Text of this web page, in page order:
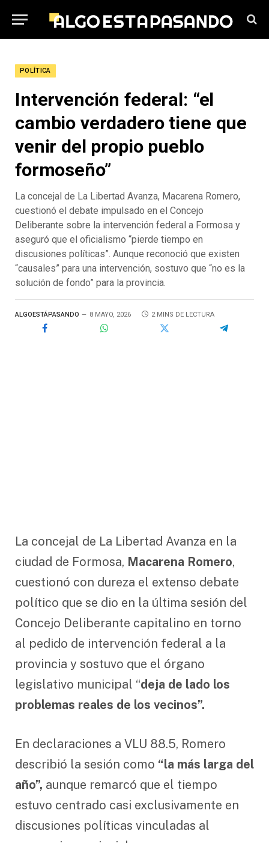
POLÍTICA
Intervención federal: “el
cambio verdadero tiene que
venir del propio pueblo
formoseño”
La concejal de La Libertad Avanza, Macarena Romero,
cuestionó el debate impulsado en el Concejo
Deliberante sobre la intervención federal a Formosa y
aseguró que el oficialismo “pierde tiempo en
discusiones políticas”. Aunque reconoció que existen
“causales” para una intervención, sostuvo que “no es la
solución de fondo” para la provincia.
ALGOESTÁPASANDO 8 MAYO, 2026 2 MINS DE LECTURA
La concejal de La Libertad Avanza en la
ciudad de Formosa, Macarena Romero,
cuestionó con dureza el extenso debate
político que se dio en la última sesión del
Concejo Deliberante capitalino en torno
al pedido de intervención federal a la
provincia y sostuvo que el órgano
legislativo municipal “deja de lado los
problemas reales de los vecinos”.
En declaraciones a VLU 88.5, Romero
describió la sesión como “la más larga del
año”, aunque remarcó que el tiempo
estuvo centrado casi exclusivamente en
discusiones políticas vinculadas al